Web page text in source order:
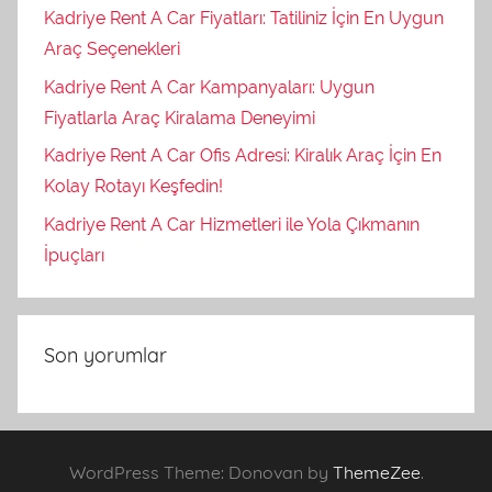
Kadriye Rent A Car Fiyatları: Tatiliniz İçin En Uygun
Araç Seçenekleri
Kadriye Rent A Car Kampanyaları: Uygun
Fiyatlarla Araç Kiralama Deneyimi
Kadriye Rent A Car Ofis Adresi: Kiralık Araç İçin En
Kolay Rotayı Keşfedin!
Kadriye Rent A Car Hizmetleri ile Yola Çıkmanın
İpuçları
Son yorumlar
WordPress Theme: Donovan by ThemeZee.